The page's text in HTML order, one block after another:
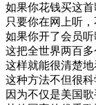
如果你花钱买这首
只要你在网上听 ，
如果你开了会员听
这把全世界两百多
这样就能很清楚地
这种方法不但很科
因为不仅是美国歌